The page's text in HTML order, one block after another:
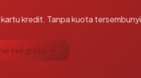
kredit. Tanpa kuota
cek gratis →